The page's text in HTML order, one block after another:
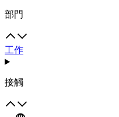
部門
工作
接觸